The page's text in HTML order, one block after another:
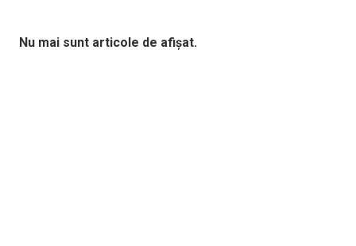
Nu mai sunt articole de afișat.